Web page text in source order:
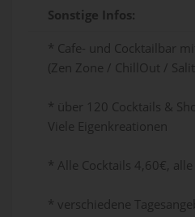
Sonstige Infos:
* Cafe- und Cocktailbar
(Zen Zone / ChillOut /
* über 120 Cocktails &
Viele Eigenkreationen
* Alle Cocktails 4,60€, alle
* verschiedene